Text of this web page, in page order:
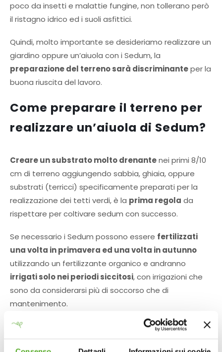
poco da insetti e malattie fungine, non tollerano però
il ristagno idrico ed i suoli asfittici.
Quindi, molto importante se desideriamo realizzare un
giardino oppure un’aiuola con i Sedum, la
preparazione del terreno sarà discriminanteper la
buona riuscita del lavoro.
Come preparare il terreno per
realizzare un’aiuola di Sedum?
Creare un substrato molto drenantenei primi 8/10
cm di terreno aggiungendo sabbia, ghiaia, oppure
substrati (terricci) specificamente preparati per la
realizzazione dei tetti verdi, è la prima regola da
rispettare per coltivare sedum con successo.
Se necessario i Sedum possono essere fertilizzati
una volta in primavera ed una volta in autunno
utilizzando un fertilizzante organico e andranno
irrigati solo nei periodi siccitosi, con irrigazioni che
sono da considerarsi più di soccorso che di
mantenimento.
I Sedum radicano molto facilmentese porzioni di
essi (talee) toccano il terreno: infatti queste piante